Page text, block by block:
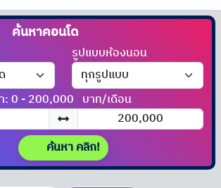
ค้นหาคอนโด
รูปแบบห้องนอน
: 0 - 200,000 บาท/เดือน
ค้นหา คลิก!